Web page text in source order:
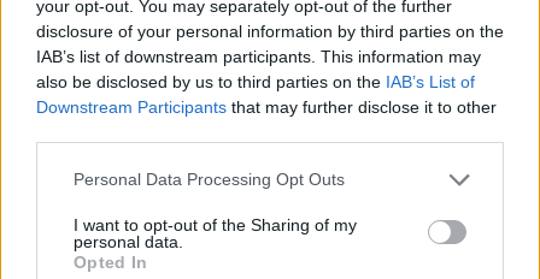
your opt-out. You may separately opt-out of the further
disclosure of your personal information by third parties on the
IAB’s list of downstream participants. This information may
also be disclosed by us to third parties on the IAB’s List of
Downstream Participants that may further disclose it to other
Please note that this website/app uses one or more Google
not limited to your visit or usage behaviour. You may click to
grant or deny consent to Google and its third-party tags to
use your data for below specified purposes in below Google
Personal Data Processing Opt Outs
I want to opt-out of the Sharing of my
personal data.
Opted In
στις Σέρρες (VIDEO)
GMYLONAS